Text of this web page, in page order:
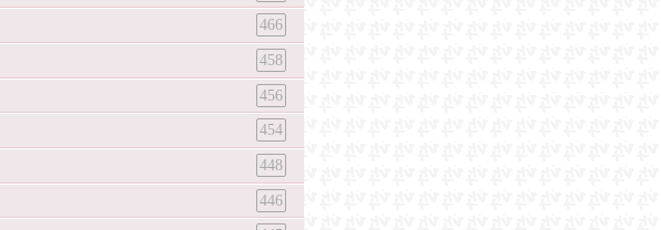
466
458
456
454
448
446